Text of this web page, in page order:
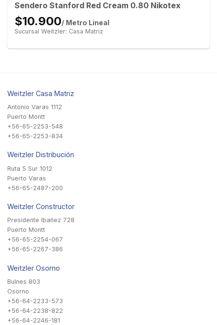
Sendero Stanford Red Cream 0.80 Nikotex
$10.900/ Metro Lineal
Sucursal Weitzler: Casa Matriz
Weitzler Casa Matriz
Antonio Varas 1112
Puerto Montt
+56-65-2253-548
+56-65-2253-834
Weitzler Distribución
Ruta 5 Sur 1012
Puerto Varas
+56-65-2487-200
Weitzler Constructor
Presidente Ibañez 728
Puerto Montt
+56-65-2254-067
+56-65-2267-386
Weitzler Osorno
Bulnes 803
Osorno
+56-64-2233-573
+56-64-2238-822
+56-64-2246-181